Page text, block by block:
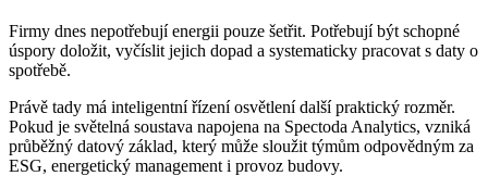
Firmy dnes nepotřebují energii pouze šetřit. Potřebují být schopné
úspory doložit, vyčíslit jejich dopad a systematicky pracovat s daty o
spotřebě.
Právě tady má inteligentní řízení osvětlení další praktický rozměr.
Pokud je světelná soustava napojena na Spectoda Analytics, vzniká
průběžný datový základ, který může sloužit týmům odpovědným za
ESG, energetický management i provoz budovy.